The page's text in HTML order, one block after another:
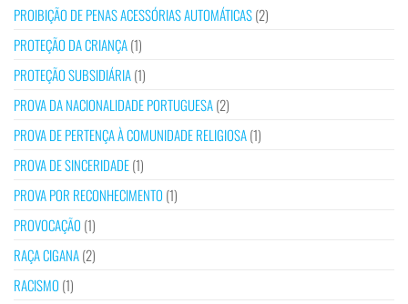
PROIBIÇÃO DE PENAS ACESSÓRIAS AUTOMÁTICAS(2)
PROTEÇÃO DA CRIANÇA(1)
PROTEÇÃO SUBSIDIÁRIA(1)
PROVA DA NACIONALIDADE PORTUGUESA(2)
PROVA DE PERTENÇA À COMUNIDADE RELIGIOSA(1)
PROVA DE SINCERIDADE(1)
PROVA POR RECONHECIMENTO (1)
PROVOCAÇÃO (1)
RAÇA CIGANA(2)
RACISMO (1)